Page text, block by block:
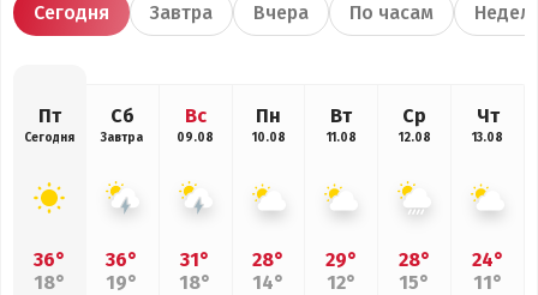
Сегодня Завтра Вчера По часам
Пт
Сегодня
36°
18°
Сб
Завтра
36°
19°
Вс
09.08
31°
18°
Пн
10.08
28°
14°
Вт
11.08
29°
12°
Ср
12.08
28°
15°
Чт
13.08
24°
11°